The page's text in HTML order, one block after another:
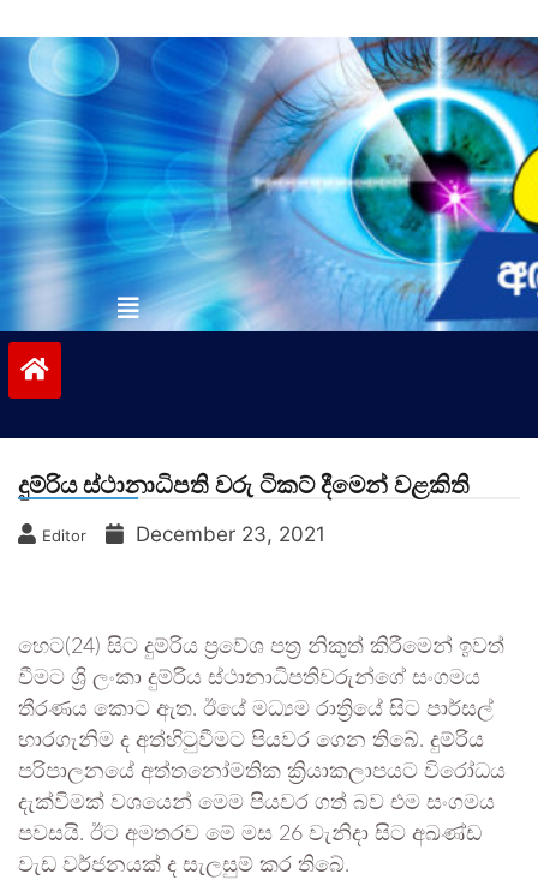
to
contentvinivida.lk
දුම්රිය ස්ථානාධිපති වරු ටිකට් දීමෙන් වළකිති
Editor December 23, 2021
හෙට(24) සිට දුම්රිය ප්‍රවේශ පත්‍ර නිකුත් කිරීමෙන් ඉවත්
වීමට ශ්‍රි ලංකා දුම්රිය ස්ථානාධිපතිවරුන්ගේ සංගමය
තීරණය කොට ඇත. ඊයේ මධ්‍යම රාත්‍රියේ සිට පාර්සල්
භාරගැනිම ද අත්හිටුවීමට පියවර ගෙන තිබේ. දුම්රිය
පරිපාලනයේ අත්තනෝමතික ක්‍රියාකලාපයට විරෝධය
දැක්විමක් වශයෙන් මෙම පියවර ගත් බව එම සංගමය
පවසයි. ඊට අමතරව මේ මස 26 වැනිදා සිට අඛණ්ඩ
වැඩ වර්ජනයක් ද සැලසුම් කර තිබේ.